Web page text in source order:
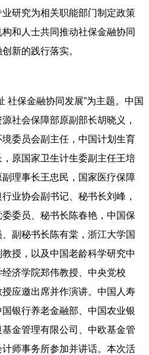
研究为相关职能部门制定政策
和人士共同推动社保金融协同
新的践行落实。
社保金融协同发展”为主题。中国
社会保障部原副部长胡晓义，
委员会副主任，中国计划生育
原国家卫生计生委副主任王培
理事长王忠民，国家医疗保障
业协会副书记、秘书长刘峰，
委员、秘书长陈春艳，中国保
副秘书长陈有棠，浙江大学国
授，以及中国老龄科学研究中
济学院郑伟教授、中央党校
授应邀出席并作演讲。中国人寿
银行养老金融部、中国农业银
金管理有限公司、中欧基金管
师事务所参加并讲话。本次活